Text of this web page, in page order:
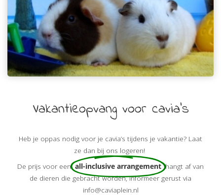
Vakantieopvang voor cavia's
Heb je oppas nodig voor je cavia’s tijdens je vakantie? Laat
ze dan bij ons logeren!
De prijs voor eenall-inclusive arrangementhangt af van
de dieren die gebracht worden, informeer gerust via
info@caviaplein.nl